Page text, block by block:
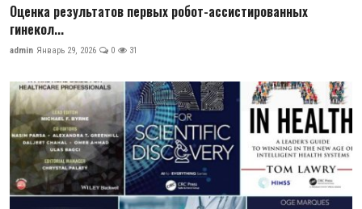
Оценка результатов первых робот-ассистированных
гинекол...
admin Январь 29, 2026 0 31